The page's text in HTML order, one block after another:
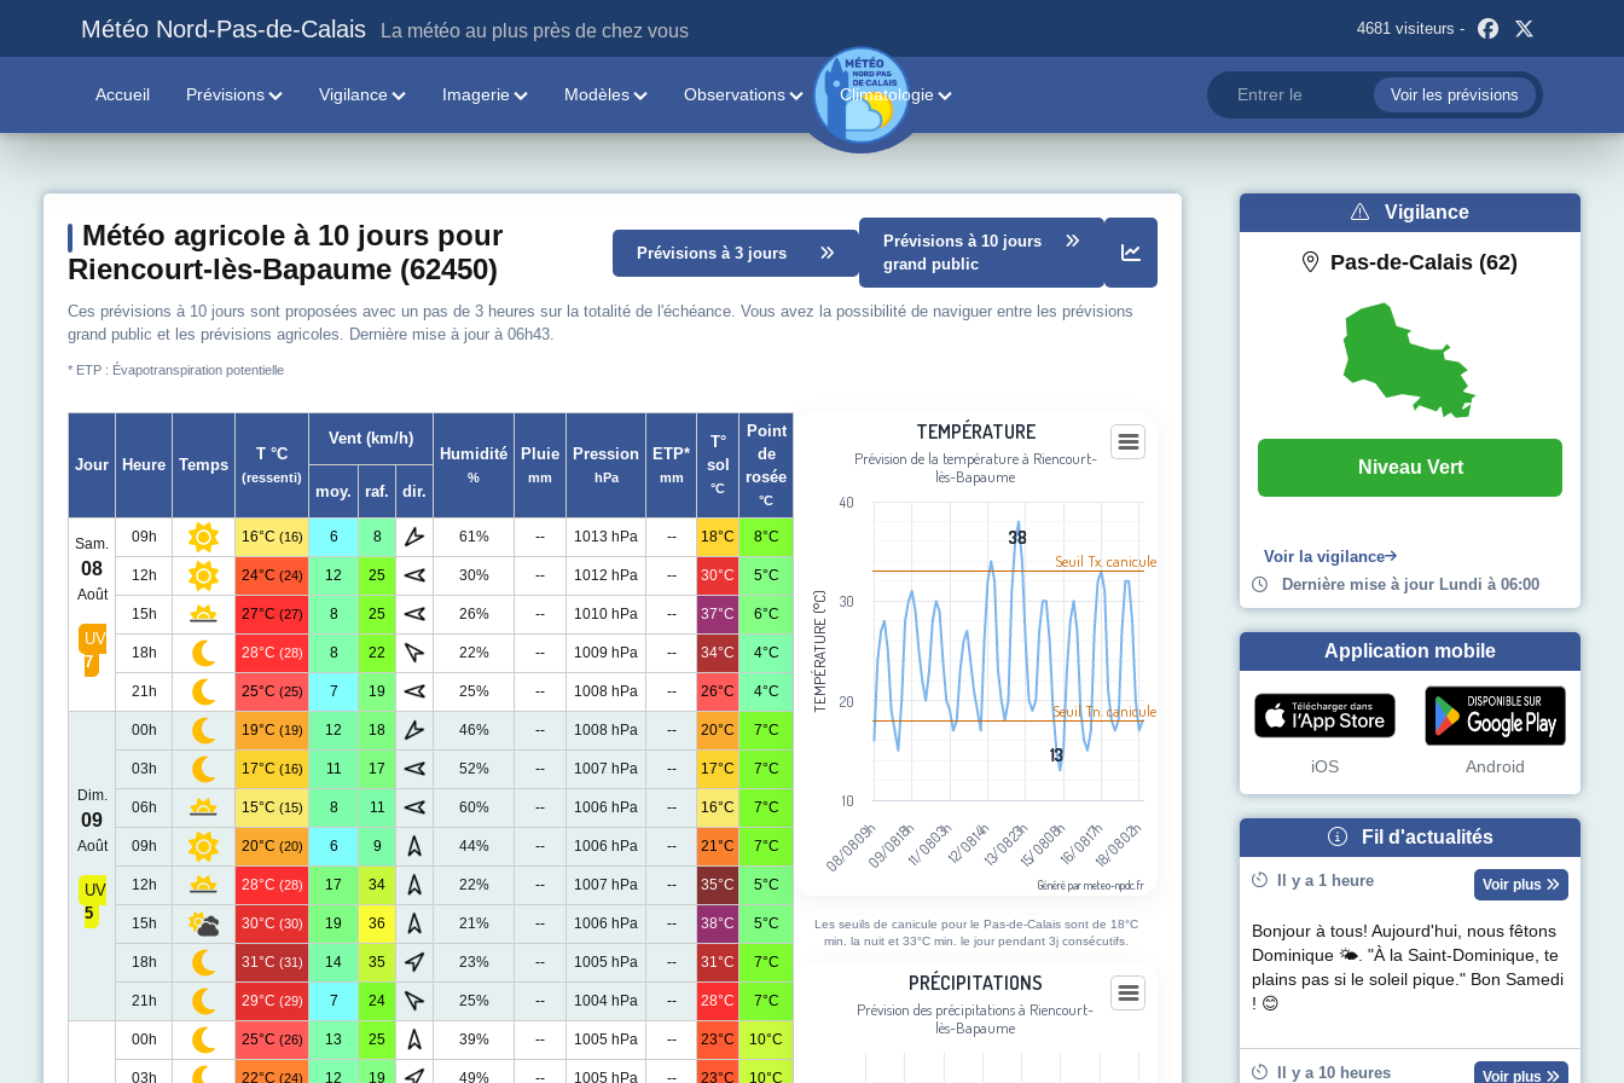
Météo Nord-Pas-de-Calais La météo au plus près de chez vous 4681 visiteurs -
Accueil Prévisions Vigilance Imagerie Modèles Observations Climatologie Voir les prévisions
Météo agricole à 10 jours pour
Riencourt-lès-Bapaume (62450)
Prévisions à 3 jours
Prévisions à 10 jours
grand public
Ces prévisions à 10 jours sont proposées avec un pas de 3 heures sur la totalité de l'échéance. Vous avez la possibilité de naviguer entre les prévisions
grand public et les prévisions agricoles. Dernière mise à jour à 06h43.
* ETP : Évapotranspiration potentielle
Jour Heure Temps
T °C
(ressenti)
Vent (km/h)
Humidité
%
Pluie
mm
Pression
hPa
ETP*
mm
T°
sol
°C
Point
de
rosée
°C
moy. raf. dir.
Sam.
08
Août
UV
7
09h 16°C (16) 6 8 61% -- 1013 hPa -- 18°C 8°C
12h 24°C (24) 12 25 30% -- 1012 hPa -- 30°C 5°C
15h 27°C (27) 8 25 26% -- 1010 hPa -- 37°C 6°C
18h 28°C (28) 8 22 22% -- 1009 hPa -- 34°C 4°C
21h 25°C (25) 7 19 25% -- 1008 hPa -- 26°C 4°C
Dim.
09
Août
UV
5
00h 19°C (19) 12 18 46% -- 1008 hPa -- 20°C 7°C
03h 17°C (16) 11 17 52% -- 1007 hPa -- 17°C 7°C
06h 15°C (15) 8 11 60% -- 1006 hPa -- 16°C 7°C
09h 20°C (20) 6 9 44% -- 1006 hPa -- 21°C 7°C
12h 28°C (28) 17 34 22% -- 1007 hPa -- 35°C 5°C
15h 30°C (30) 19 36 21% -- 1006 hPa -- 38°C 5°C
18h 31°C (31) 14 35 23% -- 1005 hPa -- 31°C 7°C
21h 29°C (29) 7 24 25% -- 1004 hPa -- 28°C 7°C
00h 25°C (26) 13 25 39% -- 1005 hPa -- 23°C 10°C
03h 22°C (24) 12 19 49% -- 1005 hPa -- 23°C 10°C
Line chart with 79 data points.
Prévision de la température à Riencourt-lès-Bapaume
View as data table, Température
The chart has 1 X axis displaying categories.
The chart has 1 Y axis displaying Température (°C). Data ranges from 13 to 38.
TEMPÉRATURE (°C)
TEMPÉRATURE
Prévision de la température à Riencourt-
lès-Bapaume
38
38
13
13
08/08 09h09/08 18h11/08 03h12/08 14h13/08 23h15/08 08h16/08 17h18/08 02h
10
20
30
40
Généré par meteo-npdc.fr
Seuil Tx. canicule
Seuil Tn. canicule
Les seuils de canicule pour le Pas-de-Calais sont de 18°C
min. la nuit et 33°C min. le jour pendant 3j consécutifs.
Bar chart with 79 bars.
Prévision des précipitations à Riencourt-lès-Bapaume
PRÉCIPITATIONS
Prévision des précipitations à Riencourt-
lès-Bapaume
Vigilance
Pas-de-Calais (62)
Niveau Vert
Voir la vigilance
Dernière mise à jour Lundi à 06:00
Application mobile
iOS Android
Fil d'actualités
Il y a 1 heure Voir plus
Bonjour à tous! Aujourd'hui, nous fêtons
Dominique 🌤. "À la Saint-Dominique, te
plains pas si le soleil pique." Bon Samedi
! 😊
Il y a 10 heures Voir plus